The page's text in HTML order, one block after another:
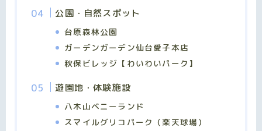
公園・自然スポット
台原森林公園
ガーデンガーデン仙台愛子本店
秋保ビレッジ【わいわいパーク】
遊園地・体験施設
八木山ベニーランド
スマイルグリコパーク（楽天球場）